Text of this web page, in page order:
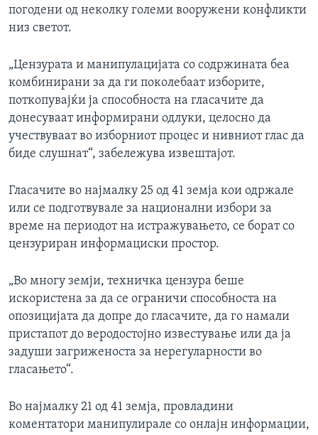
погодени од неколку големи вооружени конфликти
низ светот.
„Цензурата и манипулацијата со содржината беа
комбинирани за да ги поколебаат изборите,
поткопувајќи ја способноста на гласачите да
донесуваат информирани одлуки, целосно да
учествуваат во изборниот процес и нивниот глас да
биде слушнат“, забележува извештајот.
Гласачите во најмалку 25 од 41 земја кои одржале
или се подготвувале за национални избори за
време на периодот на истражувањето, се борат со
цензуриран информациски простор.
„Во многу земји, техничка цензура беше
искористена за да се ограничи способноста на
опозицијата да допре до гласачите, да го намали
пристапот до веродостојно известување или да ја
задуши загриженоста за нерегуларности во
гласањето“.
Во најмалку 21 од 41 земја, провладини
коментатори манипулирале со онлајн информации,